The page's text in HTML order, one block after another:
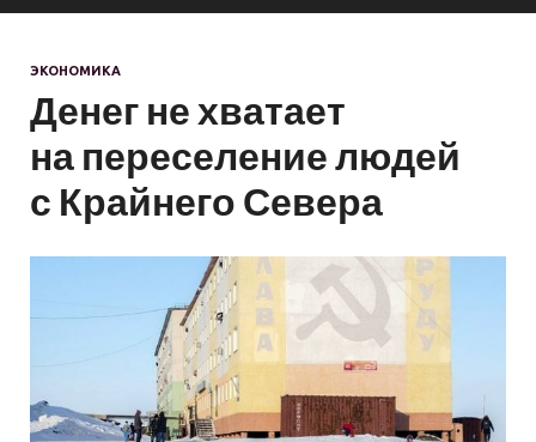
ЭКОНОМИКА
Денег не хватает
на переселение людей
с Крайнего Севера